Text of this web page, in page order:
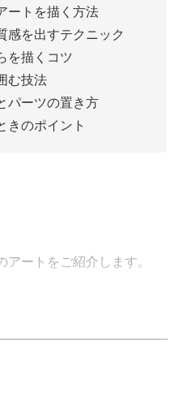
ートを描く方法
感を出すテクニック
を描くコツ
む技法
パーツの置き方
きのポイント
ートをご紹介します。
指先に咲いたような、や